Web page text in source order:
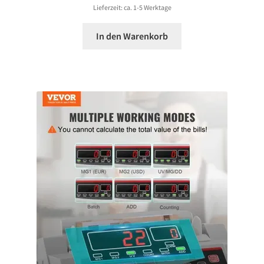
Lieferzeit: ca. 1-5 Werktage
In den Warenkorb